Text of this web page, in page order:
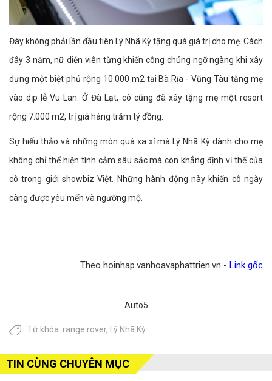
Đây không phải lần đầu tiên Lý Nhã Kỳ tặng quà giá trị cho mẹ. Cách
đây 3 năm, nữ diễn viên từng khiến công chúng ngỡ ngàng khi xây
dựng một biệt phủ rộng 10.000 m2 tại Bà Rịa - Vũng Tàu tặng mẹ
vào dịp lễ Vu Lan. Ở Đà Lạt, cô cũng đã xây tặng mẹ một resort
rộng 7.000 m2, trị giá hàng trăm tỷ đồng.
Sự hiếu thảo và những món quà xa xỉ mà Lý Nhã Kỳ dành cho mẹ
không chỉ thể hiện tình cảm sâu sắc mà còn khẳng định vị thế của
cô trong giới showbiz Việt. Những hành động này khiến cô ngày
càng được yêu mến và ngưỡng mộ.
Theo hoinhap.vanhoavaphattrien.vn - Link gốc
Auto5
Từ khóa: range rover, Lý Nhã Kỳ
TIN CÙNG CHUYÊN MỤC